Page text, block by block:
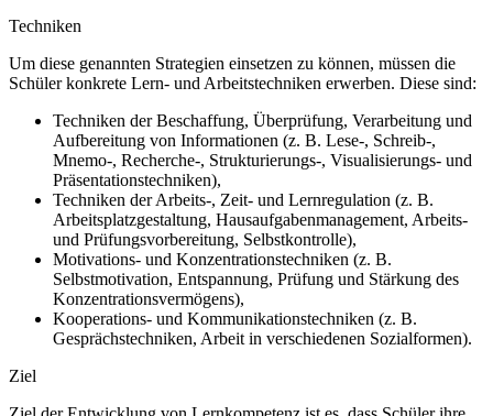
Techniken
Um diese genannten Strategien einsetzen zu können, müssen die
Schüler konkrete Lern- und Arbeitstechniken erwerben. Diese sind:
Techniken der Beschaffung, Überprüfung, Verarbeitung und
Aufbereitung von Informationen (z. B. Lese-, Schreib-,
Mnemo-, Recherche-, Strukturierungs-, Visualisierungs- und
Präsentationstechniken),
Techniken der Arbeits-, Zeit- und Lernregulation (z. B.
Arbeitsplatzgestaltung, Hausaufgabenmanagement, Arbeits-
und Prüfungsvorbereitung, Selbstkontrolle),
Motivations- und Konzentrationstechniken (z. B.
Selbstmotivation, Entspannung, Prüfung und Stärkung des
Konzentrationsvermögens),
Kooperations- und Kommunikationstechniken (z. B.
Gesprächstechniken, Arbeit in verschiedenen Sozialformen).
Ziel